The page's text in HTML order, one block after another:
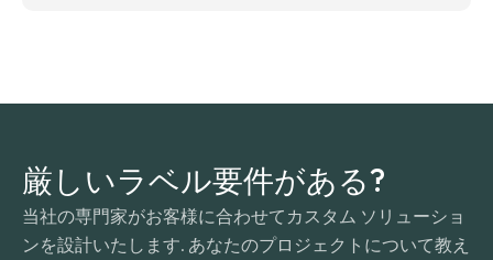
厳しいラベル要件がある?
当社の専門家がお客様に合わせてカスタム ソリューショ
ンを設計いたします. あなたのプロジェクトについて教え